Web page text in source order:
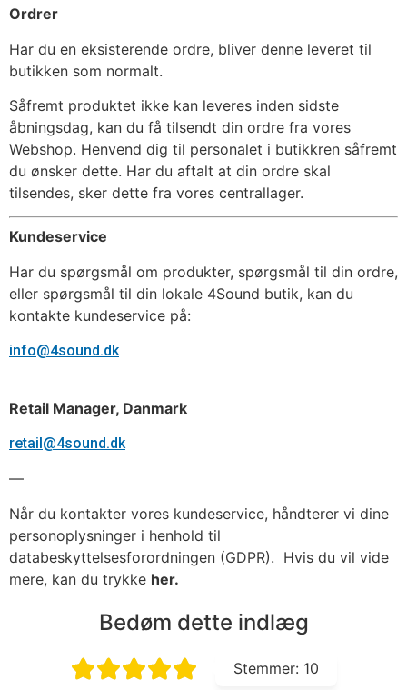
Ordrer
Har du en eksisterende ordre, bliver denne leveret til
butikken som normalt.
Såfremt produktet ikke kan leveres inden sidste
åbningsdag, kan du få tilsendt din ordre fra vores
Webshop. Henvend dig til personalet i butikkren såfremt
du ønsker dette. Har du aftalt at din ordre skal
tilsendes, sker dette fra vores centrallager.
Kundeservice
Har du spørgsmål om produkter, spørgsmål til din ordre,
eller spørgsmål til din lokale 4Sound butik, kan du
kontakte kundeservice på:
info@4sound.dk
Retail Manager, Danmark
retail@4sound.dk
—
Når du kontakter vores kundeservice, håndterer vi dine
personoplysninger i henhold til
databeskyttelsesforordningen (GDPR). Hvis du vil vide
mere, kan du trykke her.
Bedøm dette indlæg
Stemmer: 10